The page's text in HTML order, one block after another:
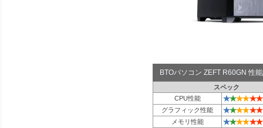
BTOパソコン ZEFT R60GN 性
スペック
CPU性能
★★★★★★
グラフィック性能 ★★★★★★
メモリ性能 ★★★★★★